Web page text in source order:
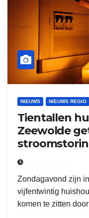
NIEUWS NIEUWS REGIO
Tientallen
Zeewolde
Zondagavond zijn
vijfentwintig
komen te zitten